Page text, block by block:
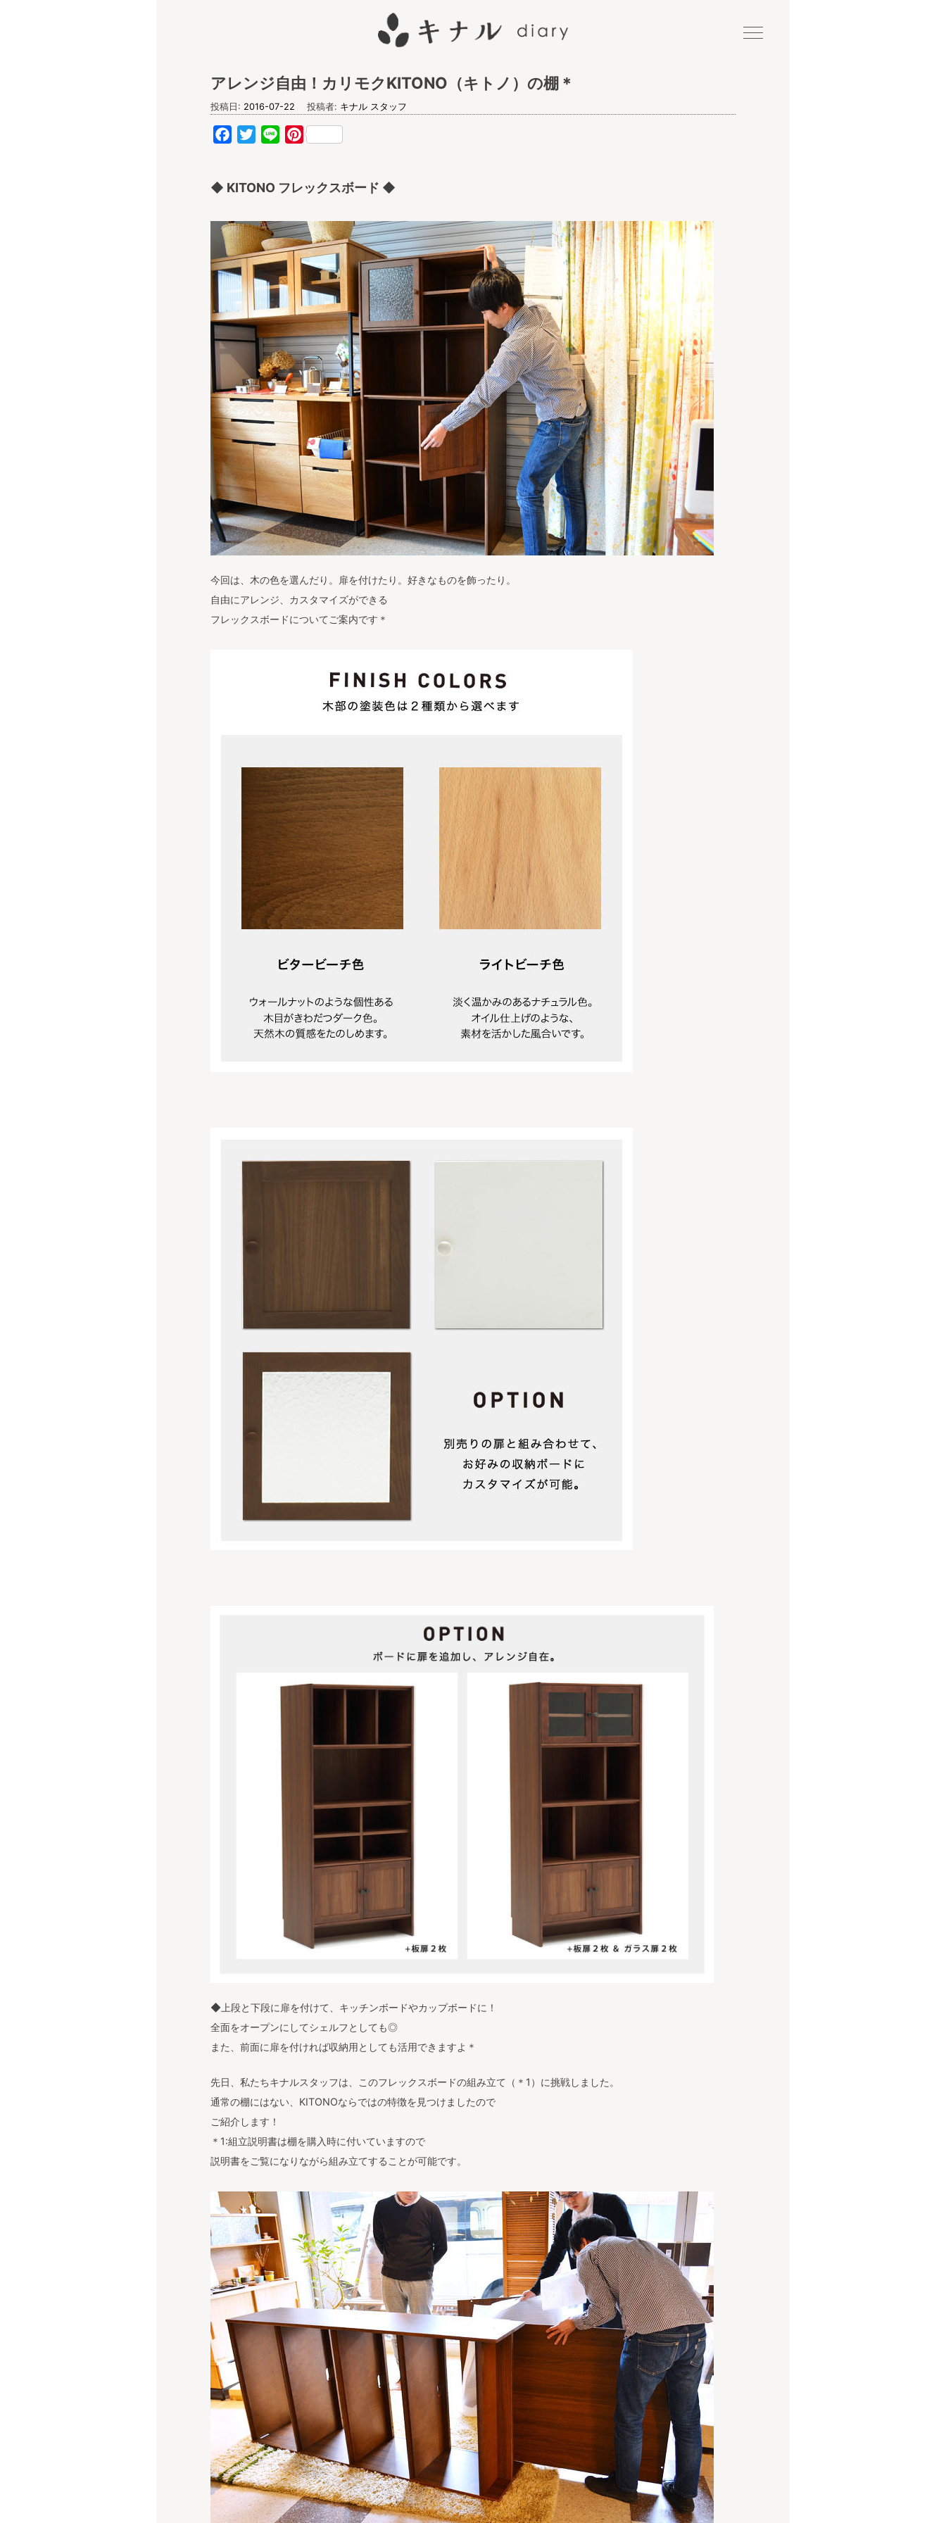
キナル diary
アレンジ自由！カリモクKITONO（キトノ）の棚＊
投稿日: 2016-07-22 投稿者: キナル スタッフ
FacebookTwitterLine Pinterest
◆ KITONO フレックスボード ◆
今回は、木の色を選んだり。扉を付けたり。好きなものを飾ったり。
自由にアレンジ、カスタマイズができる
フレックスボードについてご案内です＊
◆上段と下段に扉を付けて、キッチンボードやカップボードに！
全面をオープンにしてシェルフとしても◎
また、前面に扉を付ければ収納用としても活用できますよ＊
先日、私たちキナルスタッフは、このフレックスボードの組み立て（＊1）に挑戦しました。
通常の棚にはない、KITONOならではの特徴を見つけましたので
ご紹介します！
＊1:組立説明書は棚を購入時に付いていますので
説明書をご覧になりながら組み立てすることが可能です。